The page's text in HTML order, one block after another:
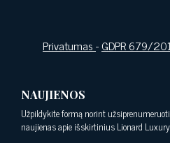
Privatumas-GDPR 679/
NAUJIENOS
Užpildykite formą norint
naujienas apie išskirtinius Lionard